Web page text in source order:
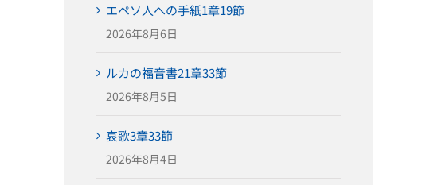
エペソ人への手紙1章19節
2026年8月6日
ルカの福音書21章33節
2026年8月5日
哀歌3章33節
2026年8月4日